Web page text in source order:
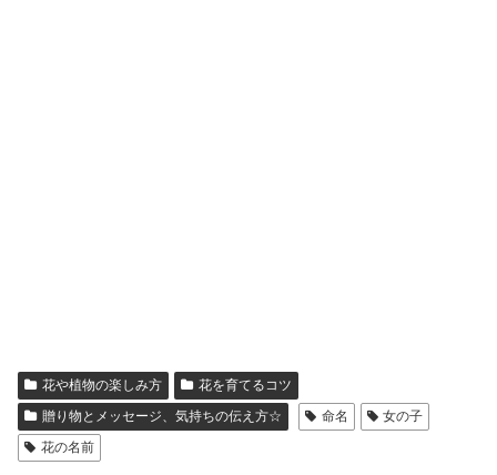
花や植物の楽しみ方
花を育てるコツ
贈り物とメッセージ、気持ちの伝え方☆
命名
女の子
花の名前